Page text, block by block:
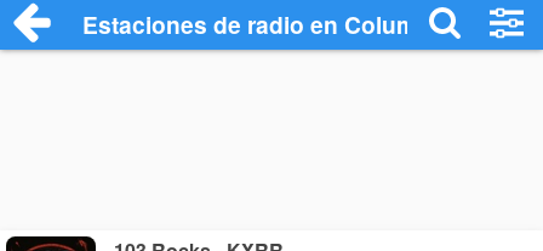
Estaciones de radio en Columbia -